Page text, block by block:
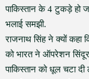
पाकिस्तान के 4 टुकड़े हो
भलाई समझी.
राजनाथ सिंह ने क्यों कहा
को भारत ने ऑपरेशन
पाकिस्तान को धूल चटा